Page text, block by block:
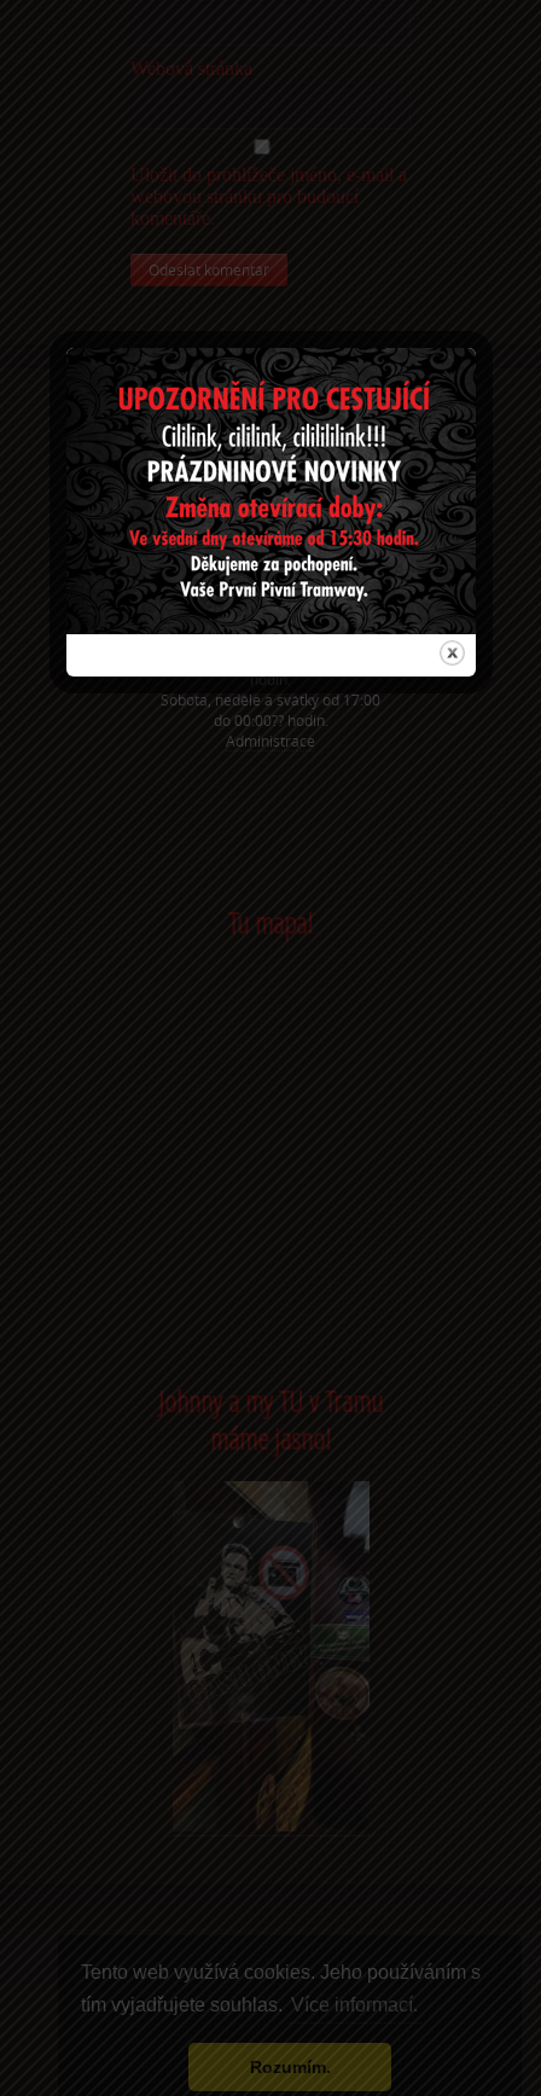
Tento web využívá cookies. Jeho používáním s
tím vyjadřujete souhlas. Více informací.
Rozumím.
Webová stránka
Uložit do prohlížeče jméno, e-mail a
webovou stránku pro budoucí
komentáře.
Tu gde sme!
Na Chodovci 1a, Praha 4, 140 00
Konečná tramvaje č. 11 Spořilov
Taxikáři už znají:
Bejčkovo náměstí
Telefon: +420 27 27 65 68 3
Email:
PrvniPivniTramway@seznam.cz
Otevírací doba:
hodin.
Sobota, neděle a svátky od 17:00
do 00:00?? hodin.
Administrace
Tu mapa!
Johnny a my TU v Tramu
máme jasno!
Copyright © 2013-2025První Pivní Tramway.
All rights reserved. Web by
Kabris|NET